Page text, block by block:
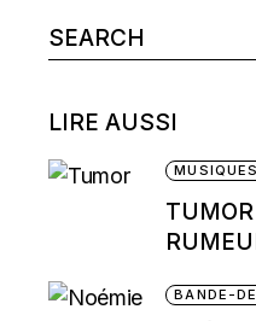
Search
for:
LIRE AUSSI
MUSIQUES
BANDE-